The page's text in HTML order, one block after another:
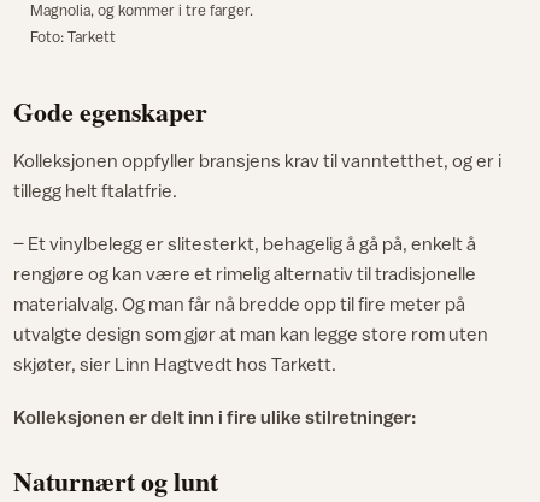
Magnolia, og kommer i tre farger.
Foto: Tarkett
Gode egenskaper
Kolleksjonen oppfyller bransjens krav til vanntetthet, og er i
tillegg helt ftalatfrie.
– Et vinylbelegg er slitesterkt, behagelig å gå på, enkelt å
rengjøre og kan være et rimelig alternativ til tradisjonelle
materialvalg. Og man får nå bredde opp til fire meter på
utvalgte design som gjør at man kan legge store rom uten
skjøter, sier Linn Hagtvedt hos Tarkett.
Kolleksjonen er delt inn i fire ulike stilretninger:
Naturnært og lunt